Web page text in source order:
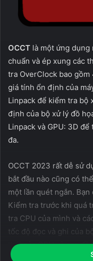
OCCT là một ứng
chuẩn và ép xung các
tra OverClock bao
giá tính ổn định của
Linpack để kiểm tra bộ
định của bộ xử lý đồ
Linpack và GPU: 3D
đa.
OCCT 2023 rất dễ sử
bắt đầu nào cũng có
một lần quét ngắn.
Kiểm tra trước khi quá
tra CPU của mình và
tốc độ đọc và ghi của
thái của CPU và cạc
sử dụng năng lượng